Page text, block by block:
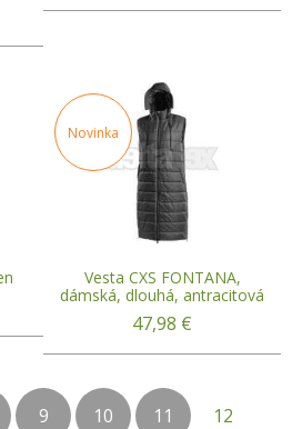
Novinka
Vesta CXS FONTANA,
dámská, dlouhá, antracitová
47,98 €
9 10 11 12